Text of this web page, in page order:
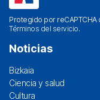
Protegido por reCAPTCHA
Términos del servicio.
Noticias
Bizkaia
Ciencia y salud
Cultura